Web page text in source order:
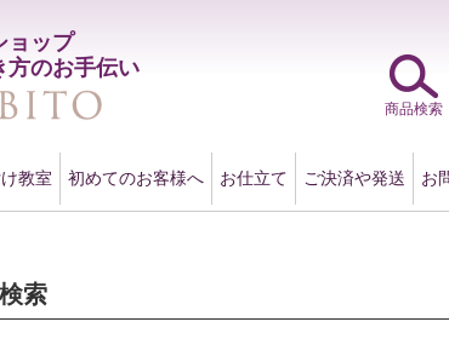
ョップ
方のお手伝い
教室 初めてのお客様へ お仕立て ご決済や発送 お
商品検索
索